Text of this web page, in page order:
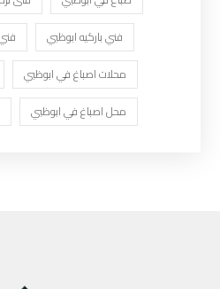
فني باركيه ابوظبي
محلات اصباغ في ابوظبي
محل اصباغ في ابوظبي